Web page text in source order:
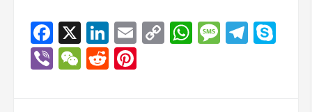
Facebook
X LinkedIn
EmailCopyWhatsApp
Message
ViberWeChat
Reddit